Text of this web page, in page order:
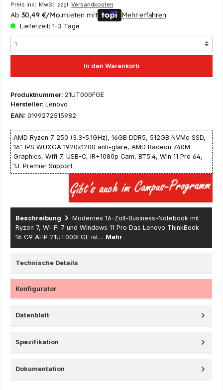
Preis inkl. MwSt. zzgl. Versandkosten
Ab 30,49 €/Mo.mieten mit Mehr erfahren
Lieferzeit: 1-3 Tage
In den Warenkorb
Produktnummer: 21UT000FGE
Hersteller: Lenovo
EAN: 0199272515982
AMD Ryzen 7 250 (3.3-5.1GHz), 16GB DDR5, 512GB NVMe SSD,
16” IPS WUXGA 1920x1200 anti-glare, AMD Radeon 740M
Graphics, Wifi 7, USB-C, IR+1080p Cam, BT5.4, Win 11 Pro 64,
1J. Premier Support
Beschreibung
Modernes 16-Zoll-Business-Notebook mit
Ryzen 7, Wi-Fi 7 und Windows 11 Pro Das Lenovo ThinkBook
16 G9 AHP 21UT000FGE ist… Mehr
Technische Details
Konfigurator
Datenblatt
Spezifikation
Dokumentation